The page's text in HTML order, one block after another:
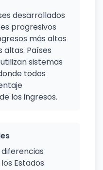
desarrollados
progresivos
más altos
altas. Países
sistemas
todos
los ingresos.
Estados